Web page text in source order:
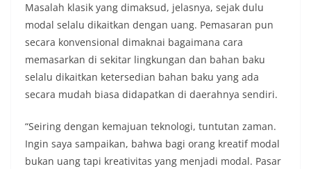
Masalah klasik yang dimaksud, jelasnya, sejak dulu
modal selalu dikaitkan dengan uang. Pemasaran pun
secara konvensional dimaknai bagaimana cara
memasarkan di sekitar lingkungan dan bahan baku
selalu dikaitkan ketersedian bahan baku yang ada
secara mudah biasa didapatkan di daerahnya sendiri.
“Seiring dengan kemajuan teknologi, tuntutan zaman.
Ingin saya sampaikan, bahwa bagi orang kreatif modal
bukan uang tapi kreativitas yang menjadi modal. Pasar